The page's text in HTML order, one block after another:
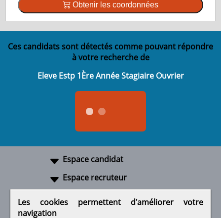
Obtenir les coordonnées
Ces candidats sont détectés comme pouvant répondre
à votre recherche de
Eleve Estp 1Ère Année Stagiaire Ouvrier
Espace candidat
Espace recruteur
Les cookies permettent d'améliorer votre
navigation